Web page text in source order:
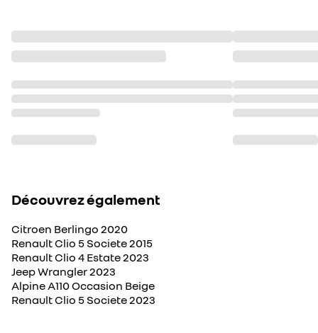
Découvrez également
Citroen Berlingo 2020
Renault Clio 5 Societe 2015
Renault Clio 4 Estate 2023
Jeep Wrangler 2023
Alpine A110 Occasion Beige
Renault Clio 5 Societe 2023